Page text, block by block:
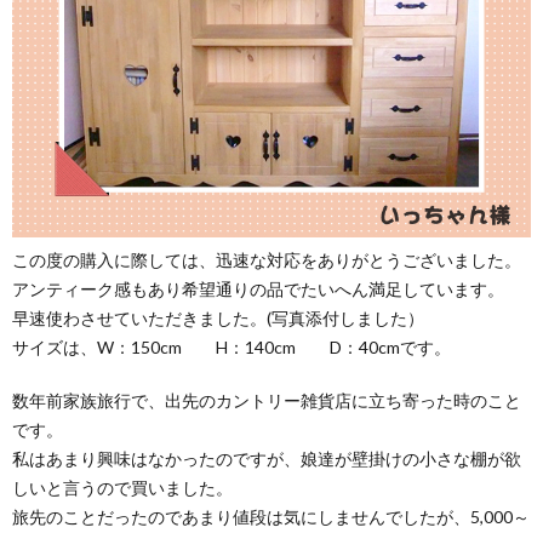
この度の購入に際しては、迅速な対応をありがとうございました。
アンティーク感もあり希望通りの品でたいへん満足しています。
早速使わさせていただきました。(写真添付しました）
サイズは、W：150cm H：140cm D：40cmです。
数年前家族旅行で、出先のカントリー雑貨店に立ち寄った時のこと
です。
私はあまり興味はなかったのですが、娘達が壁掛けの小さな棚が欲
しいと言うので買いました。
旅先のことだったのであまり値段は気にしませんでしたが、5,000～